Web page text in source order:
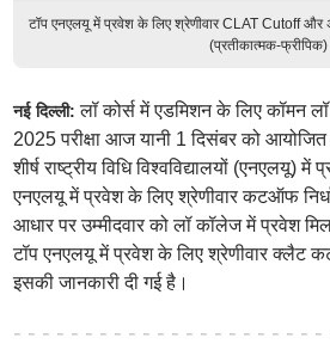
टॉप एनएलयू में प्रवेश के लिए श्रेणीवार CLAT Cutoff और
(प्रतीकात्मक-फ्रीपिक)
नई दिल्ली:लॉ कोर्स में एडमिशन के लिए कॉमन
2025 परीक्षा आज यानी 1 दिसंबर को
शीर्ष राष्ट्रीय विधि विश्वविद्यालयों (एनएलयू)
एनएलयू में प्रवेश के लिए श्रेणीवार कटऑफ
आधार पर उम्मीदवार को लॉ कॉलेज में प्रवेश
टॉप एनएलयू में प्रवेश के लिए श्रेणीवार क्लैट
इसकी जानकारी दी गई है।